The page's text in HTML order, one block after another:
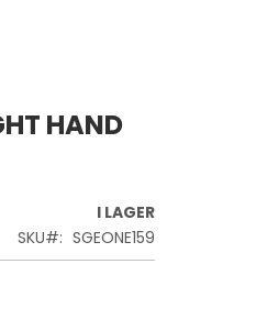
HAND
I LAGER
SKU
SGEONE159